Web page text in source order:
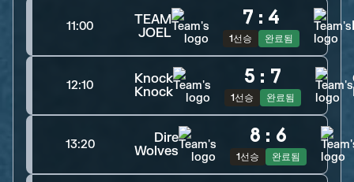
11:00
TEAM
JOEL
7 : 4
1선승 완료됨
12:10
Knock
Knock
5 : 7
1선승 완료됨
13:20
Dire
Wolves
8 : 6
1선승 완료됨